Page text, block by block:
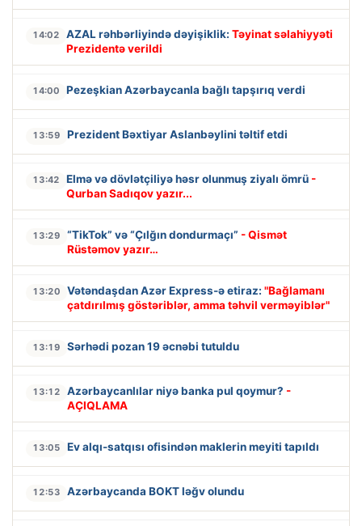
14:02 AZAL rəhbərliyində dəyişiklik: Təyinat səlahiyyəti
Prezidentə verildi
14:00 Pezeşkian Azərbaycanla bağlı tapşırıq verdi
13:59 Prezident Bəxtiyar Aslanbəylini təltif etdi
13:42 Elmə və dövlətçiliyə həsr olunmuş ziyalı ömrü -
Qurban Sadıqov yazır...
13:29 “TikTok” və “Çılğın dondurmaçı” - Qismət
Rüstəmov yazır…
13:20 Vətəndaşdan Azər Express-ə etiraz: "Bağlamanı
çatdırılmış göstəriblər, amma təhvil verməyiblər"
13:19 Sərhədi pozan 19 əcnəbi tutuldu
13:12 Azərbaycanlılar niyə banka pul qoymur? -
AÇIQLAMA
13:05 Ev alqı-satqısı ofisindən maklerin meyiti tapıldı
12:53 Azərbaycanda BOKT ləğv olundu